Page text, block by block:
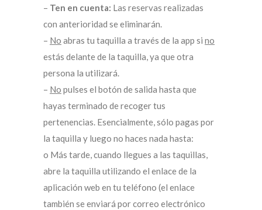
– Ten en cuenta: Las reservas realizadas
con anterioridad se eliminarán.
– No abras tu taquilla a través de la app si no
estás delante de la taquilla, ya que otra
persona la utilizará.
– No pulses el botón de salida hasta que
hayas terminado de recoger tus
pertenencias. Esencialmente, sólo pagas por
la taquilla y luego no haces nada hasta:
o Más tarde, cuando llegues a las taquillas,
abre la taquilla utilizando el enlace de la
aplicación web en tu teléfono (el enlace
también se enviará por correo electrónico